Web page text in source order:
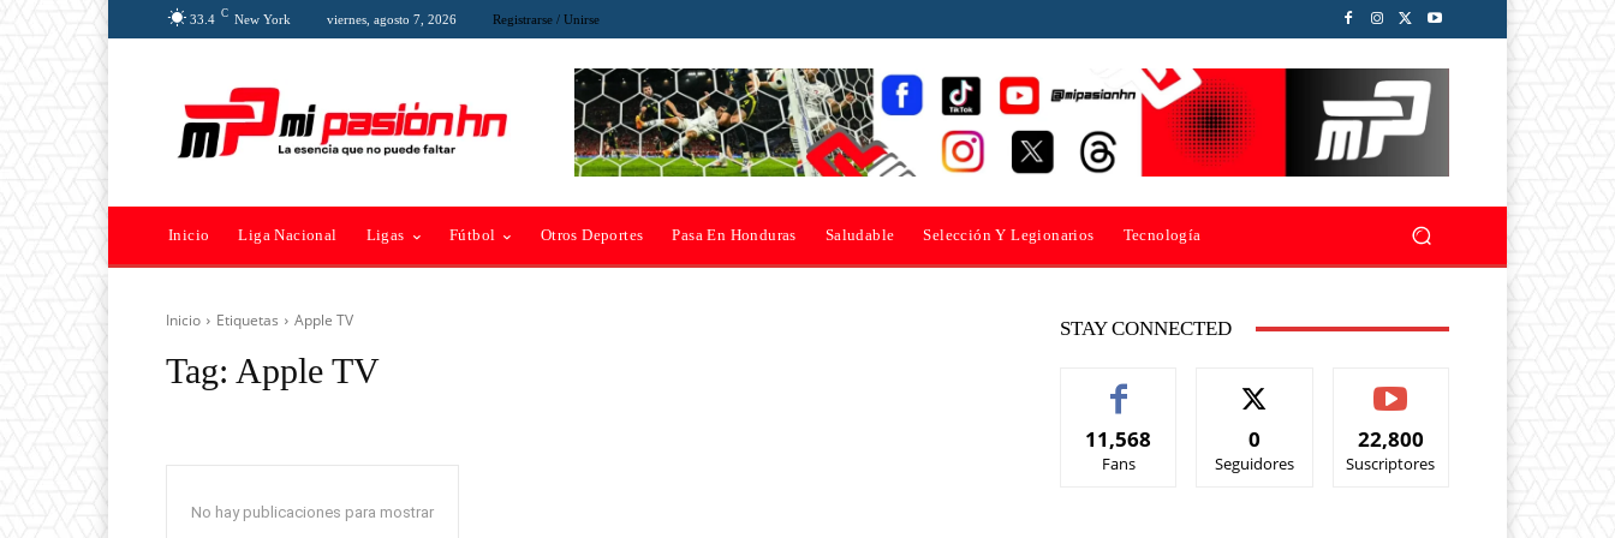
33.4 C New York viernes, agosto 7, 2026 Registrarse / Unirse
Inicio Liga Nacional Ligas Fútbol Otros Deportes Pasa En Honduras Saludable Selección Y Legionarios Tecnología
Inicio Etiquetas Apple TV
Tag: Apple TV
No hay publicaciones para mostrar
STAY CONNECTED
11,568
Fans
0
Seguidores
22,800
Suscriptores